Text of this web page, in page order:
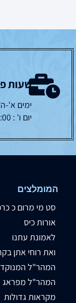
שעות
ימים א'-ה' : 14:00 -
יום ו' : 9:00 - 10:30
המומלצים
סט מי מרום כ
אורות כיס
לאמונת עתנו
ואת רוחי אתן
המהר"ל המנוקד
המהר"ל מפראג
מקראות גדולות